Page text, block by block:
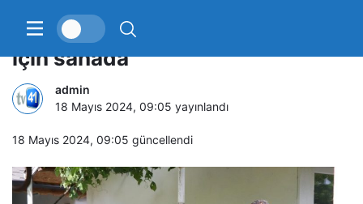
Ekipler sivrisineklerle mücadele
için sahada
admin
18 Mayıs 2024, 09:05 yayınlandı
18 Mayıs 2024, 09:05 güncellendi